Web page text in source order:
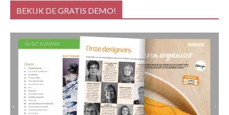
BEKIJK DE GRATIS DEMO!